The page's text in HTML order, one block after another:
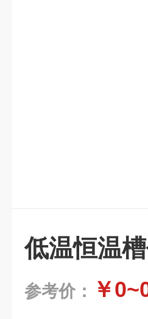
低温恒温
参考价： ￥